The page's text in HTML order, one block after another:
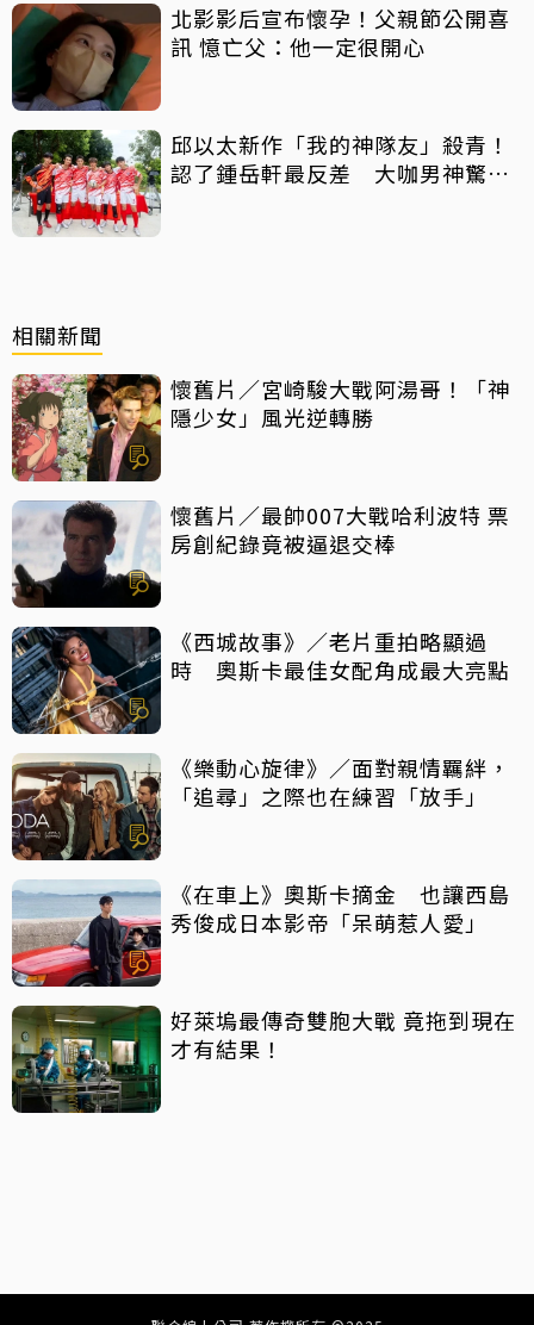
北影影后宣布懷孕！父親節公開喜
訊 憶亡父：他一定很開心
邱以太新作「我的神隊友」殺青！
認了鍾岳軒最反差 大咖男神驚喜
相關新聞
懷舊片／宮崎駿大戰阿湯哥！「神
隱少女」風光逆轉勝
懷舊片／最帥007大戰哈利波特 票
房創紀錄竟被逼退交棒
《西城故事》／老片重拍略顯過
時 奧斯卡最佳女配角成最大亮點
《樂動心旋律》／面對親情羈絆，
「追尋」之際也在練習「放手」
《在車上》奧斯卡摘金 也讓西島
秀俊成日本影帝「呆萌惹人愛」
好萊塢最傳奇雙胞大戰 竟拖到現在
才有結果！